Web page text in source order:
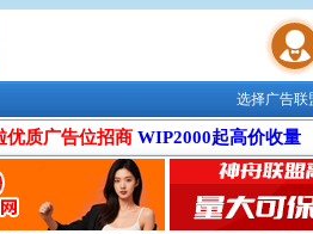
联盟学院
选择广告
优质广告位招商 WIP2000起高价收量